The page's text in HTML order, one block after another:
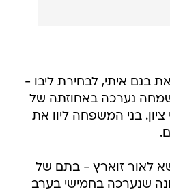
בנם איתי, לבחירת ליבו -
נערכה באחוזתה של
ציון. בני המשפחה ליוו את
לאור זוארץ - בתם של
שנערכה בחמישי בערב